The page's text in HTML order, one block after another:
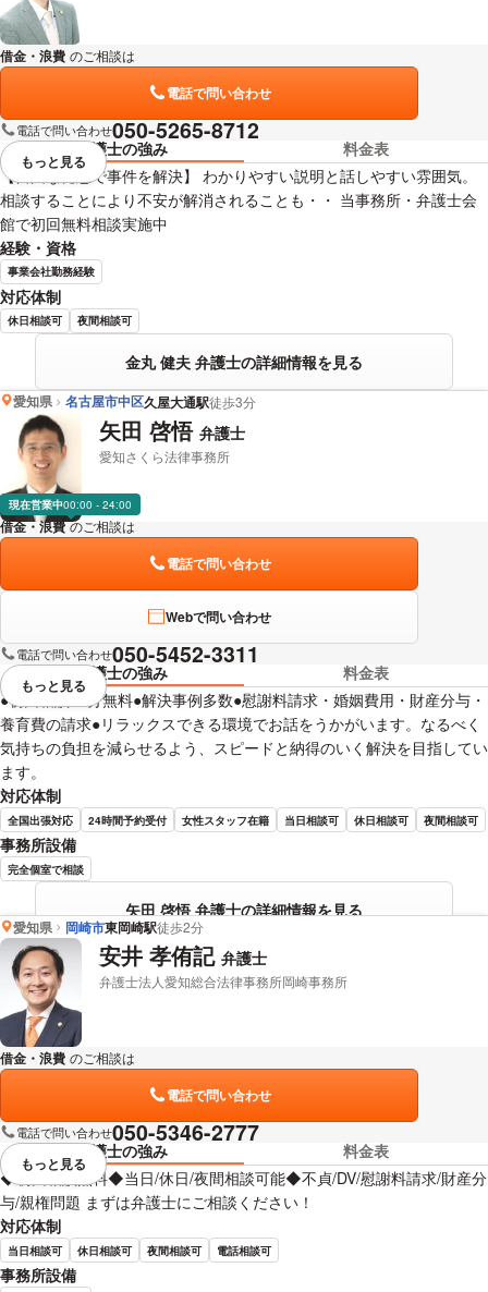
借金・浪費 のご相談は
電話で問い合わせ
電話で問い合わせ050-5265-8712
弁護士の強み
料金表
【自由な発想で事件を解決】 わかりやすい説明と話しやすい雰囲気。
相談することにより不安が解消されることも・・ 当事務所・弁護士会
館で初回無料相談実施中
経験・資格
事業会社勤務経験
対応体制
休日相談可 夜間相談可
金丸 健夫 弁護士の詳細情報を見る
視覚的に省略されている要素を
もっと見る
愛知県 名古屋市中区久屋大通駅徒歩3分
矢田 啓悟 弁護士
愛知さくら法律事務所
現在営業中00:00 - 24:00
借金・浪費 のご相談は
電話で問い合わせ
Webで問い合わせ
電話で問い合わせ050-5452-3311
弁護士の強み
料金表
●初回相談30分無料●解決事例多数●慰謝料請求・婚姻費用・財産分与・
養育費の請求●リラックスできる環境でお話をうかがいます。なるべく
気持ちの負担を減らせるよう、スピードと納得のいく解決を目指してい
ます。
対応体制
全国出張対応 24時間予約受付 女性スタッフ在籍 当日相談可 休日相談可 夜間相談可
事務所設備
完全個室で相談
矢田 啓悟 弁護士の詳細情報を見る
視覚的に省略されている要素を
もっと見る
愛知県 岡崎市東岡崎駅徒歩2分
安井 孝侑記 弁護士
弁護士法人愛知総合法律事務所岡崎事務所
借金・浪費 のご相談は
電話で問い合わせ
電話で問い合わせ050-5346-2777
弁護士の強み
料金表
◆初回相談無料◆当日/休日/夜間相談可能◆不貞/DV/慰謝料請求/財産分
与/親権問題 まずは弁護士にご相談ください！
対応体制
当日相談可 休日相談可 夜間相談可 電話相談可
事務所設備
視覚的に省略されている要素を
もっと見る